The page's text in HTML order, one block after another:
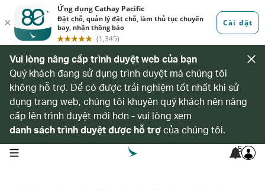
Vui lòng nâng cấp trình duyệt web của bạn
Quý khách đang sử dụng trình duyệt mà chúng tôi
không hỗ trợ. Để có được trải nghiệm tốt nhất khi sử
dụng trang web, chúng tôi khuyên quý khách nên nâng
cấp lên trình duyệt mới hơn - vui lòng xem
danh sách trình duyệt được hỗ trợcủa chúng tôi.
open navigation menu 6